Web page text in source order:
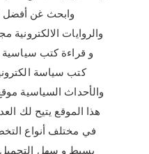
والروايات
كتب سياسة
والأحداث السياسية
هذا الموقع يتيح لك
في مختلف أنواع
بسيط و سهل